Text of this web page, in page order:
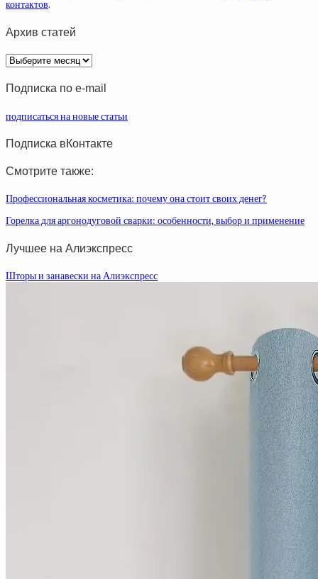
контактов.
Архив статей
Архив
статей
Подписка по e-mail
подписаться на новые статьи
Подписка вКонтакте
Смотрите также:
Профессиональная косметика: почему она стоит своих денег?
Горелка для аргонодуговой сварки: особенности, выбор и применение
Лучшее на Алиэкспресс
Шторы и занавески на Алиэкспресс